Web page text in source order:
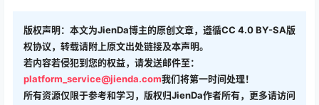
版权声明：本文为JienDa博主的原创文章，遵循CC 4.0 BY-SA版
权协议，转载请附上原文出处链接及本声明。
若内容若侵犯到您的权益，请发送邮件至：
platform_service@jienda.com我们将第一时间处理！
所有资源仅限于参考和学习，版权归JienDa作者所有，更多请访问